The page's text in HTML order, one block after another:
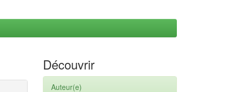
Découvrir
Auteur(e)